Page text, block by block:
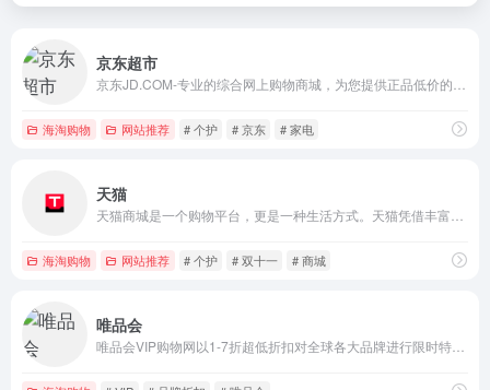
京东超市
海淘购物 网站推荐 # 个护 # 京东 # 家电
天猫
海淘购物 网站推荐 # 个护 # 双十一 # 商城
唯品会